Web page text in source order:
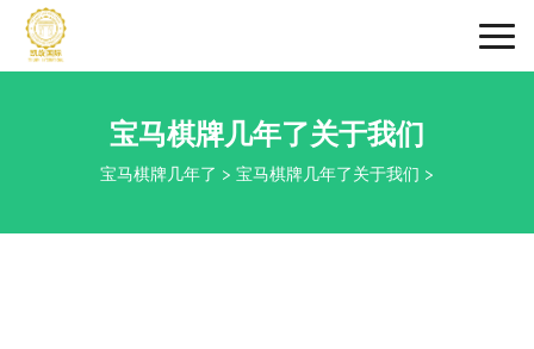
宝马棋牌几年了关于我们
宝马棋牌几年了 > 宝马棋牌几年了关于我们 >